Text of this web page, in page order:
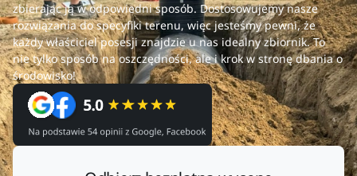
zbierając ją w odpowiedni sposób. Dostosowujemy nasze
rozwiązania do specyfiki terenu, więc jesteśmy pewni, że
każdy właściciel posesji znajdzie u nas idealny zbiornik. To
nie tylko sposób na oszczędności, ale i krok w stronę dbania o
środowisko!